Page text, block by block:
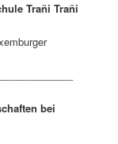
Trañi Trañi
bei